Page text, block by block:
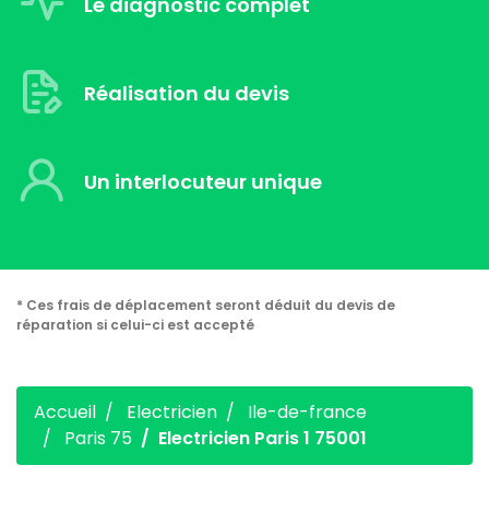
Réalisation du devis
Un interlocuteur unique
* Ces frais de déplacement seront déduit du devis de
réparation si celui-ci est accepté
Accueil Electricien
Ile-de-france
Paris 75
Electricien Paris 1 75001